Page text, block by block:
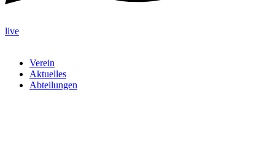
live
Verein
Aktuelles
Abteilungen